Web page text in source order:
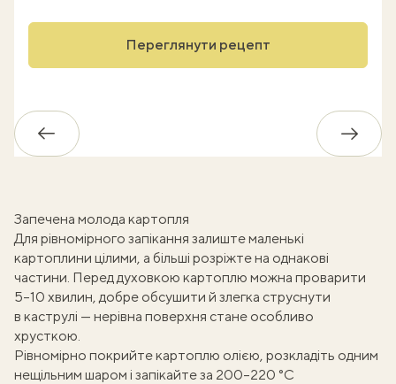
Переглянути рецепт
Назад
Запечена молода картопля
Для рівномірного запікання залиште маленькі
картоплини цілими, а більші розріжте на однакові
частини. Перед духовкою картоплю можна проварити
5–10 хвилин, добре обсушити й злегка струснути
в каструлі — нерівна поверхня стане особливо
хрусткою.
Рівномірно покрийте картоплю олією, розкладіть одним
нещільним шаром і запікайте за 200–220 °C